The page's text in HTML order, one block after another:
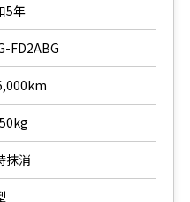
5年
FD2ABG
抹消